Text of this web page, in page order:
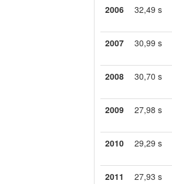
2006 32,49 s
2007
30,99 s
2008
30,70 s
2009
27,98 s
2010
29,29 s
2011
27,93 s